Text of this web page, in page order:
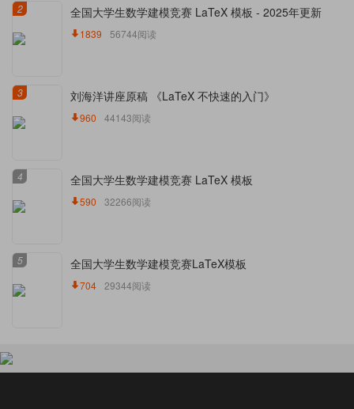
2 全国大学生数学建模竞赛 LaTeX 模板 - 2025年更新
1839 56744阅读
3 刘海洋讲座原稿 《LaTeX 不快速的入门》
960 44143阅读
4 全国大学生数学建模竞赛 LaTeX 模板
590 32266阅读
5 全国大学生数学建模竞赛LaTeX模板
704 29344阅读